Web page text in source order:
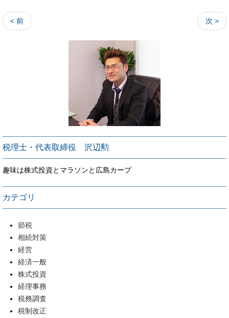
< 前 次 >
税理士・代表取締役 沢辺勲
趣味は株式投資とマラソンと広島カープ
カテゴリ
節税
相続対策
経営
経済一般
株式投資
経理事務
税務調査
税制改正